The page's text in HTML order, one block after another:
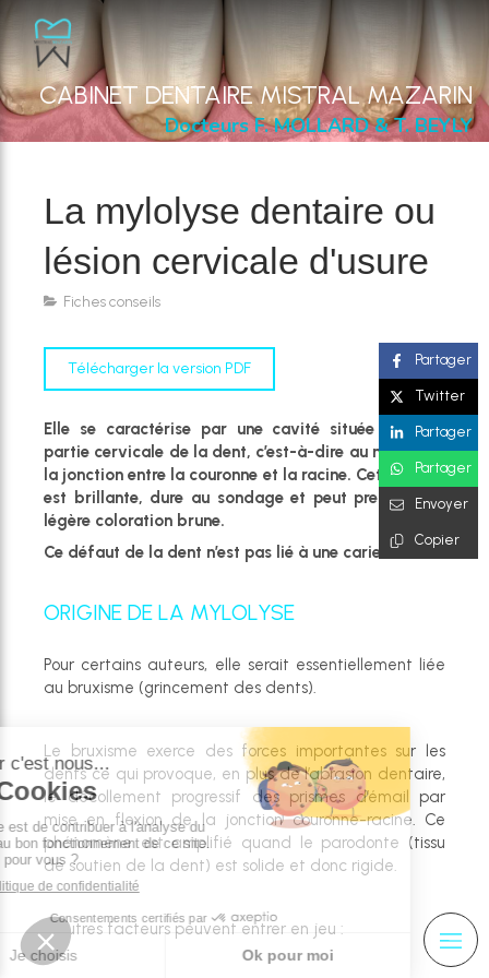
CABINET DENTAIRE MISTRAL MAZARIN
Docteurs F. MOLLARD & T. BEYLY
La mylolyse dentaire ou
lésion cervicale d'usure
Fiches conseils
Télécharger la version PDF
Elle se caractérise par une cavité située dans la
partie cervicale de la dent, c’est-à-dire au niveau de
la jonction entre la couronne et la racine. Cette lésion
est brillante, dure au sondage et peut prendre une
légère coloration brune.
Ce défaut de la dent n’est pas lié à une carie.
ORIGINE DE LA MYLOLYSE
Pour certains auteurs, elle serait essentiellement liée
au bruxisme (grincement des dents).
Le bruxisme exerce des forces importantes sur les
dents ce qui provoque, en plus de l’abrasion dentaire,
le décollement progressif des prismes d’émail par
mise en flexion de la jonction couronne-racine. Ce
phénomène est amplifié quand le parodonte (tissu
de soutien de la dent) est solide et donc rigide.
D’autres facteurs peuvent entrer en jeu :
Partager
Twitter
Partager
Partager
Envoyer
Copier